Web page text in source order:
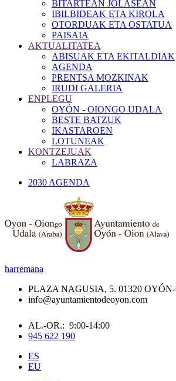
BITARTEAN JOLASEAN
IBILBIDEAK ETA KIROLA
OTORDUAK ETA OSTATUA
PAISAIA
AKTUALITATEA
ABISUAK ETA EKITALDIAK
AGENDA
PRENTSA MOZKINAK
IRUDI GALERIA
ENPLEGU
OYÓN - OIONGO UDALA
BESTE BATZUK
IKASTAROEN
LOTUNEAK
KONTZEJUAK
LABRAZA
2030 AGENDA
harremana
PLAZA NAGUSIA, 5. 01320
info@ayuntamientodeoyon.com
AL.-OR.: 9:00-14:00
945 622 190
ES
EU